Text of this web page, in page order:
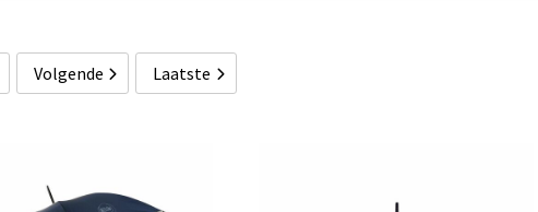
Volgende Laatste